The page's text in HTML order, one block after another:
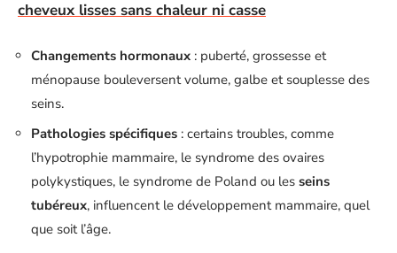
cheveux lisses sans chaleur ni casse
Changements hormonaux : puberté, grossesse et
ménopause bouleversent volume, galbe et souplesse des
seins.
Pathologies spécifiques : certains troubles, comme
l’hypotrophie mammaire, le syndrome des ovaires
polykystiques, le syndrome de Poland ou les seins
tubéreux, influencent le développement mammaire, quel
que soit l’âge.